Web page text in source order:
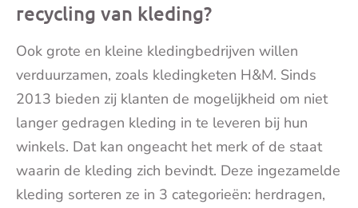
recycling van kleding?
Ook grote en kleine kledingbedrijven willen
verduurzamen, zoals kledingketen H&M. Sinds
2013 bieden zij klanten de mogelijkheid om niet
langer gedragen kleding in te leveren bij hun
winkels. Dat kan ongeacht het merk of de staat
waarin de kleding zich bevindt. Deze ingezamelde
kleding sorteren ze in 3 categorieën: herdragen,